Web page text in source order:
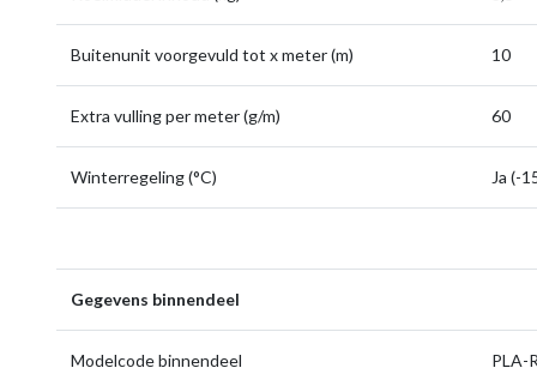
Buitenunit voorgevuld tot x meter (m) 10
Extra vulling per meter (g/m) 60
Winterregeling (°C) Ja (-
Gegevens binnendeel
Modelcode binnendeel PLA-